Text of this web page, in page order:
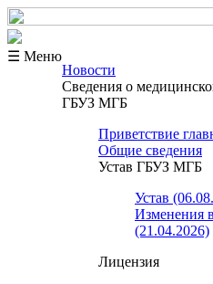
☰ Меню
Новости
Сведения о
ГБУЗ МГБ
Приветствие
Общие сведения
Устав ГБУЗ МГБ
Устав
Изменения
(21.04.2026)
Лицензия